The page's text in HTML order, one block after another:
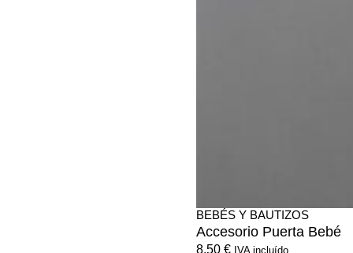
BEBÉS Y BAUTIZOS
Accesorio Puerta Bebé
8,50 € IVA incluído